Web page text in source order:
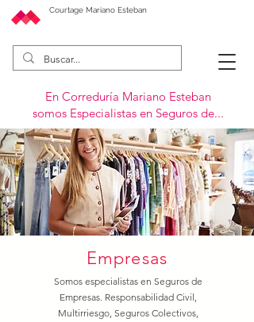
Courtage Mariano Esteban
En Correduría Mariano Esteban
somos Especialistas en Seguros de...
Empresas
Somos especialistas en Seguros de
Empresas. Responsabilidad Civil,
Multirriesgo, Seguros Colectivos,